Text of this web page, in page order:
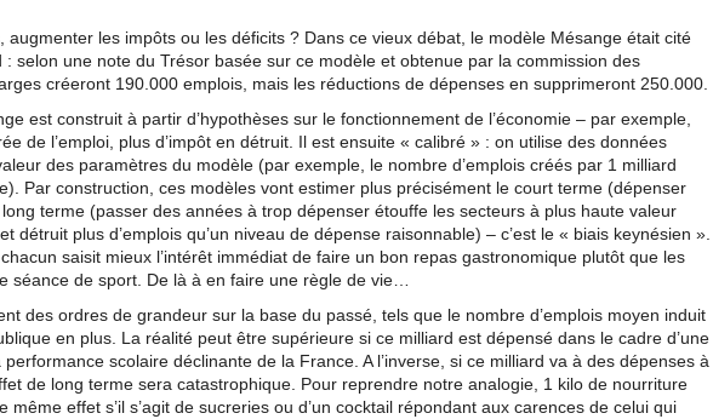
augmenter les impôts ou les déficits ? Dans ce vieux débat, le modèle Mésange était cité
selon une note du Trésor basée sur ce modèle et obtenue par la commission des
créeront 190.000 emplois, mais les réductions de dépenses en supprimeront 250.000.
est construit à partir d’hypothèses sur le fonctionnement de l’économie – par exemple,
de l’emploi, plus d’impôt en détruit. Il est ensuite « calibré » : on utilise des données
des paramètres du modèle (par exemple, le nombre d’emplois créés par 1 milliard
Par construction, ces modèles vont estimer plus précisément le court terme (dépenser
long terme (passer des années à trop dépenser étouffe les secteurs à plus haute valeur
détruit plus d’emplois qu’un niveau de dépense raisonnable) – c’est le « biais keynésien ».
saisit mieux l’intérêt immédiat de faire un bon repas gastronomique plutôt que les
séance de sport. De là à en faire une règle de vie…
des ordres de grandeur sur la base du passé, tels que le nombre d’emplois moyen induit
en plus. La réalité peut être supérieure si ce milliard est dépensé dans le cadre d’une
performance scolaire déclinante de la France. A l’inverse, si ce milliard va à des dépenses à
de long terme sera catastrophique. Pour reprendre notre analogie, 1 kilo de nourriture
même effet s’il s’agit de sucreries ou d’un cocktail répondant aux carences de celui qui